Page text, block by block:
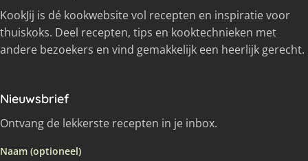
KookJij is dé kookwebsite vol recepten en inspiratie voor
thuiskoks. Deel recepten, tips en kooktechnieken met
andere bezoekers en vind gemakkelijk een heerlijk gerecht.
Nieuwsbrief
Ontvang de lekkerste recepten in je inbox.
Naam (optioneel)